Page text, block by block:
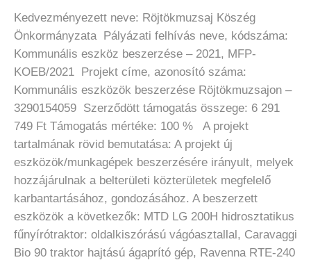
Kedvezményezett neve: Röjtökmuzsaj Köszég
Önkormányzata Pályázati felhívás neve, kódszáma:
Kommunális eszköz beszerzése – 2021, MFP-
KOEB/2021 Projekt címe, azonosító száma:
Kommunális eszközök beszerzése Röjtökmuzsajon –
3290154059 Szerződött támogatás összege: 6 291
749 Ft Támogatás mértéke: 100 % A projekt
tartalmának rövid bemutatása: A projekt új
eszközök/munkagépek beszerzésére irányult, melyek
hozzájárulnak a belterületi közterületek megfelelő
karbantartásához, gondozásához. A beszerzett
eszközök a következők: MTD LG 200H hidrosztatikus
fűnyírótraktor: oldalkiszórású vágóasztallal, Caravaggi
Bio 90 traktor hajtású ágaprító gép, Ravenna RTE-240